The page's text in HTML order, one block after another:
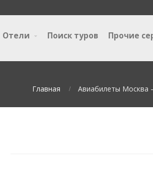
Отели Поиск туров Прочие
Главная Авиабилеты Москва